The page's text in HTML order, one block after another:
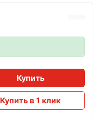
Купить
Купить в 1 клик